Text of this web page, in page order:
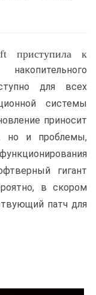
приступила к
для всех
системы
приносит
но и проблемы,
гигант
в скором
патч для